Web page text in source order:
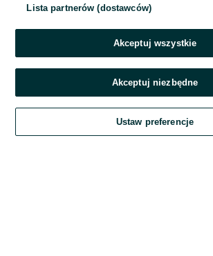
Zaloguj się
Kontynuując za pośrednictwem jednego z
OLX.pl w jego
Lista partnerów (dostawców)
Akceptuj wszystkie
Akceptuj niezbędne
Ustaw preferencje